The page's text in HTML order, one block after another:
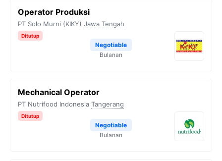
Operator Produksi
PT Solo Murni (KIKY) Jawa Tengah
Ditutup
Negotiable
Bulanan
Mechanical Operator
PT Nutrifood Indonesia Tangerang
Ditutup
Negotiable
Bulanan